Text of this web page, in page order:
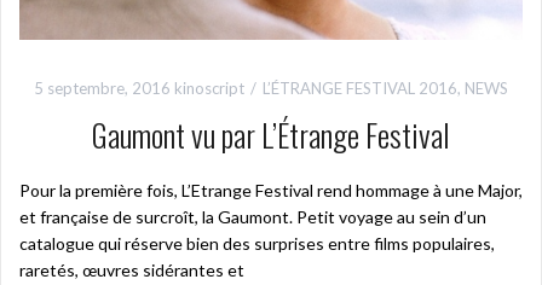
5 septembre, 2016 kinoscript L’ÉTRANGE FESTIVAL 2016, NEWS
Gaumont vu par L’Étrange Festival
Pour la première fois, L’Etrange Festival rend hommage à une Major,
et française de surcroît, la Gaumont. Petit voyage au sein d’un
catalogue qui réserve bien des surprises entre films populaires,
raretés, œuvres sidérantes et